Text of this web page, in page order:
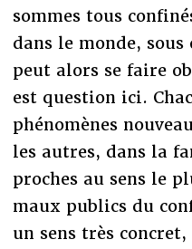
sommes tous
dans le monde,
peut alors se faire
est question ici.
phénomènes
les autres, dans la
proches au sens le
maux publics du
un sens très